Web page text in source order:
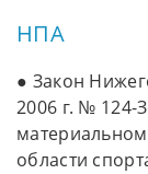
НПА
● Закон
2006 г. № 124-
области